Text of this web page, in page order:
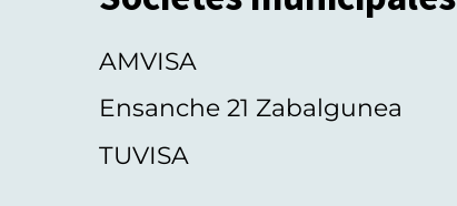
AMVISA
Ensanche 21 Zabalgunea
TUVISA